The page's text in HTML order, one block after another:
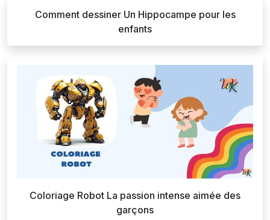
Comment dessiner Un Hippocampe pour les
enfants
Coloriage Robot La passion intense aimée des
garçons